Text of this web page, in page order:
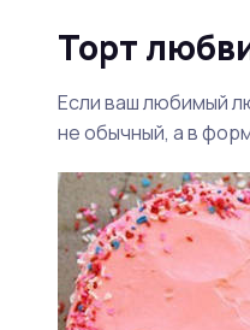
Торт
Если ваш любимый
не обычный, а в